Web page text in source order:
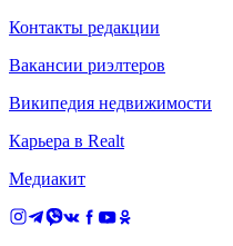
Контакты редакции
Вакансии риэлтеров
Википедия недвижимости
Карьера в Realt
Медиакит